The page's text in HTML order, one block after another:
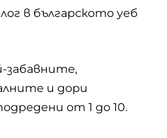
в българското уеб
забавните,
и дори
от 1 до 10.